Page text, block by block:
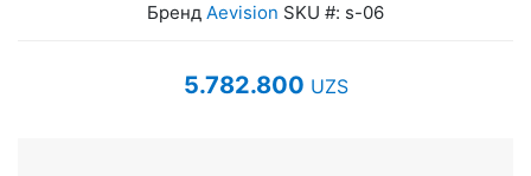
Модемы ADSL, Wan/Lan Роутеры, Wi-Fi
Бренд Aevision SKU #: s-06
5.782.800 UZS